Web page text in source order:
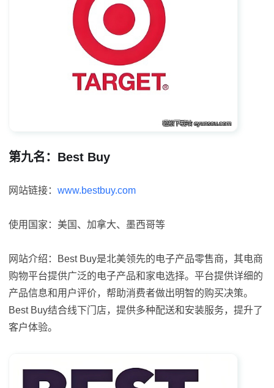
第九名：Best Buy
网站链接： www.bestbuy.com
使用国家：美国、加拿大、墨西哥等
网站介绍：Best Buy是北美领先的电子产品零售商，其电商
购物平台提供广泛的电子产品和家电选择。平台提供详细的
产品信息和用户评价，帮助消费者做出明智的购买决策。
Best Buy结合线下门店，提供多种配送和安装服务，提升了
客户体验。